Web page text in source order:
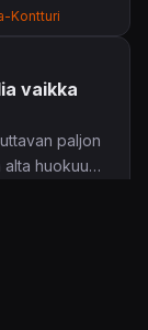
Kontturi
vaikka
paljon
alta huokuu